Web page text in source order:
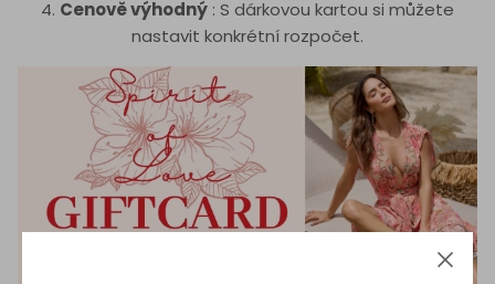
4. Cenově výhodný : S dárkovou kartou si můžete
nastavit konkrétní rozpočet.